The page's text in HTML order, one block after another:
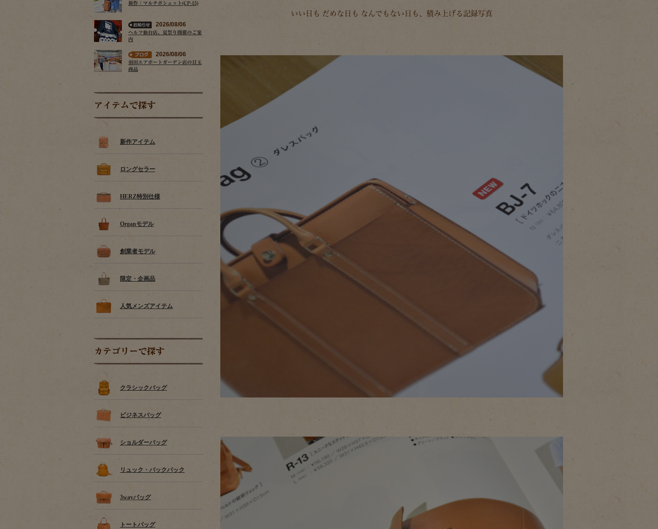
新作：マルチポシェット(CP-15)
2026/08/06
ヘルツ仙台店、夏祭り開催のご案
内
2026/08/06
羽田エアポートガーデン店の目玉
商品
アイテムで探す
新作アイテム
ロングセラー
HERZ特別仕様
Organモデル
創業者モデル
限定・企画品
人気メンズアイテム
カテゴリーで探す
クラシックバッグ
ビジネスバッグ
ショルダーバッグ
リュック・バックパック
3wayバッグ
トートバッグ
いい日も だめな日も なんでもない日も、積み上げる記録写真